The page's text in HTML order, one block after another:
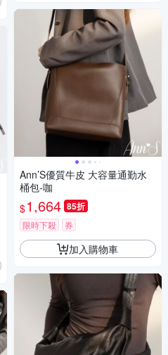
Ann’S優質牛皮 大容量通勤水
桶包-咖
$1,664 85折
限時下殺 券
加入購物車